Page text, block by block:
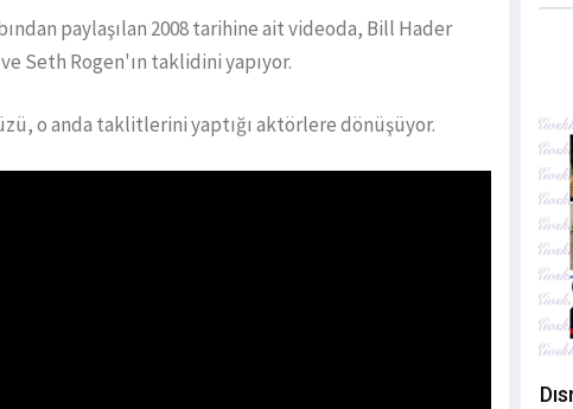
paylaşılan 2008 tarihine ait videoda, Bill Hader
Seth Rogen'ın taklidini yapıyor.
o anda taklitlerini yaptığı aktörlere dönüşüyor.